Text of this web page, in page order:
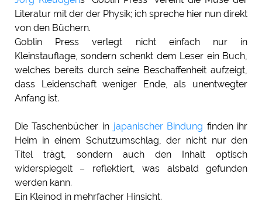
Literatur mit der der Physik; ich spreche hier nun direkt
von den Büchern.
Goblin Press verlegt nicht einfach nur in
Kleinstauflage, sondern schenkt dem Leser ein Buch,
welches bereits durch seine Beschaffenheit aufzeigt,
dass Leidenschaft weniger Ende, als unentwegter
Anfang ist.
Die Taschenbücher in japanischer Bindung finden ihr
Heim in einem Schutzumschlag, der nicht nur den
Titel trägt, sondern auch den Inhalt optisch
widerspiegelt – reflektiert, was alsbald gefunden
werden kann.
Ein Kleinod in mehrfacher Hinsicht.